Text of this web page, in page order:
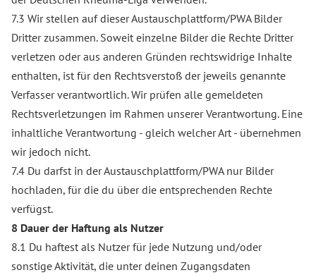
7.3 Wir stellen auf dieser Austauschplattform/PWA Bilder
Dritter zusammen. Soweit einzelne Bilder die Rechte Dritter
verletzen oder aus anderen Gründen rechtswidrige Inhalte
enthalten, ist für den Rechtsverstoß der jeweils genannte
Verfasser verantwortlich. Wir prüfen alle gemeldeten
Rechtsverletzungen im Rahmen unserer Verantwortung. Eine
inhaltliche Verantwortung - gleich welcher Art - übernehmen
wir jedoch nicht.
7.4 Du darfst in der Austauschplattform/PWA nur Bilder
hochladen, für die du über die entsprechenden Rechte
verfügst.
8 Dauer der Haftung als Nutzer
8.1 Du haftest als Nutzer für jede Nutzung und/oder
sonstige Aktivität, die unter deinen Zugangsdaten